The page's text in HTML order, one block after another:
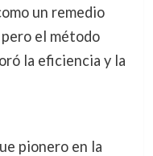
un remedio
el método
la eficiencia y la
pionero en la